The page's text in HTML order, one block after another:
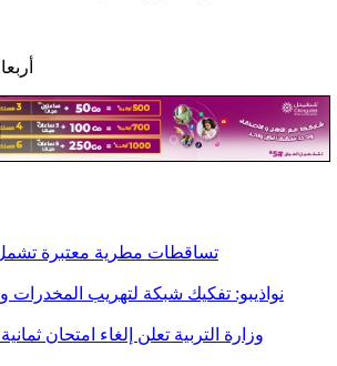
أربعاء, 02/03/
تساقطات مطرية معتبرة تشمل 10 ولايات
نواذيبو: تفكيك شبكة لتهريب المخدرات وحجز 8 زوارق
وزارة التربية تعلن إلغاء امتحان